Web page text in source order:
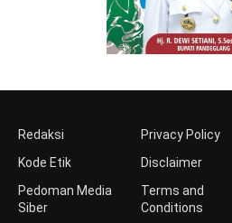
Redaksi
Kode Etik
Pedoman Media
Siber
Privacy Policy
Disclaimer
Terms and
Conditions